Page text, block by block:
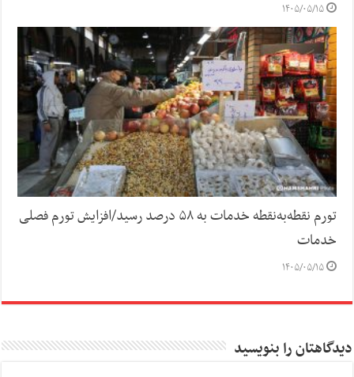
۱۴۰۵/۰۵/۱۵
تورم نقطه‌به‌نقطه خدمات به ۵۸ درصد رسید/افزایش تورم فصلی
خدمات
۱۴۰۵/۰۵/۱۵
دیدگاهتان را بنویسید